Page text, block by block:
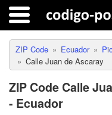
ZIP Code Ecuador
Calle Juan de Ascaray
ZIP Code Calle
- Ecuador